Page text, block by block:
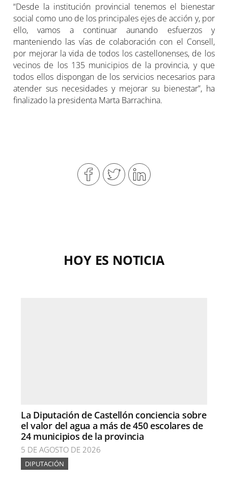
“Desde la institución provincial tenemos el bienestar
social como uno de los principales ejes de acción y, por
ello, vamos a continuar aunando esfuerzos y
manteniendo las vías de colaboración con el Consell,
por mejorar la vida de todos los castellonenses, de los
vecinos de los 135 municipios de la provincia, y que
todos ellos dispongan de los servicios necesarios para
atender sus necesidades y mejorar su bienestar”, ha
finalizado la presidenta Marta Barrachina.
HOY ES NOTICIA
La Diputación de Castellón conciencia sobre
el valor del agua a más de 450 escolares de
24 municipios de la provincia
5 DE AGOSTO DE 2026
DIPUTACIÓN